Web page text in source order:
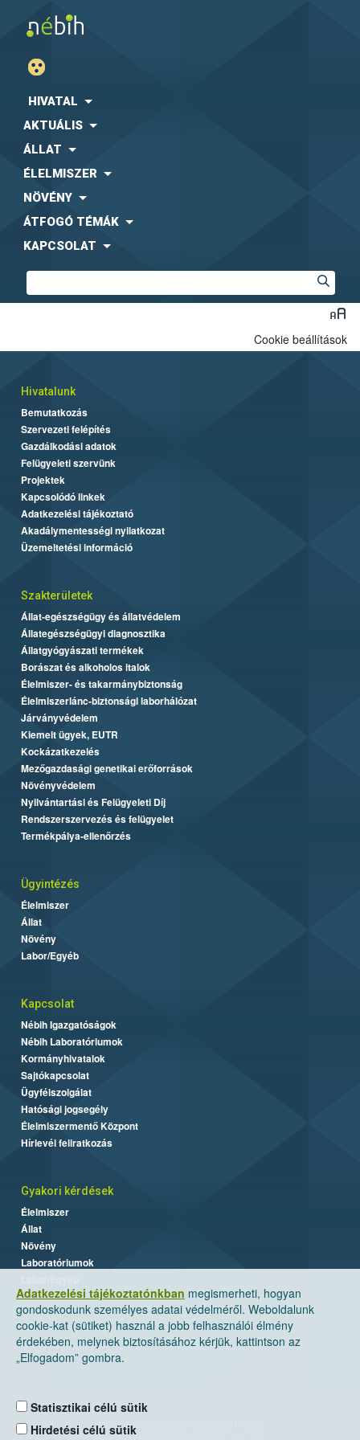
HIVATAL
AKTUÁLIS
ÁLLAT
ÉLELMISZER
NÖVÉNY
ÁTFOGÓ TÉMÁK
KAPCSOLAT
Adatkezelési tájékoztatónkban megismerheti, hogyan
gondoskodunk személyes adatai védelméről. Weboldalunk
cookie-kat (sütiket) használ a jobb felhasználói élmény
érdekében, melynek biztosításához kérjük, kattintson az
„Elfogadom” gombra.
Statisztikai célú sütik
Hirdetési célú sütik
Cookie beállítások
Hivatalunk
Bemutatkozás
Szervezeti felépítés
Gazdálkodási adatok
Felügyeleti szervünk
Projektek
Kapcsolódó linkek
Adatkezelési tájékoztató
Akadálymentességi nyilatkozat
Üzemeltetési információ
Szakterületek
Állat-egészségügy és állatvédelem
Állategészségügyi diagnosztika
Állatgyógyászati termékek
Borászat és alkoholos italok
Élelmiszer- és takarmánybiztonság
Élelmiszerlánc-biztonsági laborhálózat
Járványvédelem
Kiemelt ügyek, EUTR
Kockázatkezelés
Mezőgazdasági genetikai erőforrások
Növényvédelem
Nyilvántartási és Felügyeleti Díj
Rendszerszervezés és felügyelet
Termékpálya-ellenőrzés
Ügyintézés
Élelmiszer
Állat
Növény
Labor/Egyéb
Kapcsolat
Nébih Igazgatóságok
Nébih Laboratóriumok
Kormányhivatalok
Sajtókapcsolat
Ügyfélszolgálat
Hatósági jogsegély
Élelmiszermentő Központ
Hírlevél feliratkozás
Gyakori kérdések
Élelmiszer
Állat
Növény
Laboratóriumok
Nemzeti Élelmiszerlánc-biztonsági Hivatal